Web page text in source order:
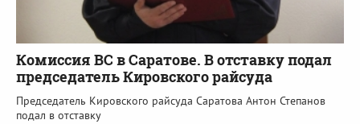
Комиссия ВС в Саратове. В отставку подал
председатель Кировского райсуда
Председатель Кировского райсуда Саратова Антон Степанов
подал в отставку